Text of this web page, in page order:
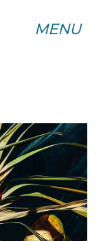
MENU
MENU